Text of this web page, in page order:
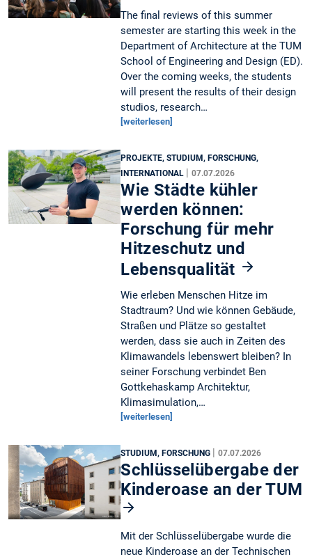
The final reviews of this summer
semester are starting this week in the
Department of Architecture at the TUM
School of Engineering and Design (ED).
Over the coming weeks, the students
will present the results of their design
studios, research…
[weiterlesen]
PROJEKTE, STUDIUM, FORSCHUNG,
INTERNATIONAL |07.07.2026
Wie Städte kühler
werden können:
Forschung für mehr
Hitzeschutz und
Lebensqualität
Wie erleben Menschen Hitze im
Stadtraum? Und wie können Gebäude,
Straßen und Plätze so gestaltet
werden, dass sie auch in Zeiten des
Klimawandels lebenswert bleiben? In
seiner Forschung verbindet Ben
Gottkehaskamp Architektur,
Klimasimulation,…
[weiterlesen]
STUDIUM, FORSCHUNG |07.07.2026
Schlüsselübergabe der
Kinderoase an der TUM
Mit der Schlüsselübergabe wurde die
neue Kinderoase an der Technischen